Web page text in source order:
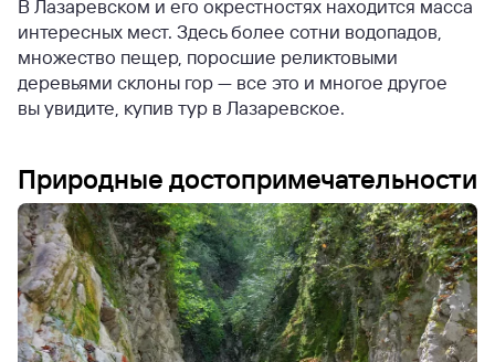
В Лазаревском и его окрестностях находится масса
интересных мест. Здесь более сотни водопадов,
множество пещер, поросшие реликтовыми
деревьями склоны гор — все это и многое другое
вы увидите, купив тур в Лазаревское.
Природные достопримечательности